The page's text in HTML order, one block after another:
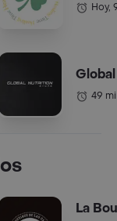
Hoy,
49
La